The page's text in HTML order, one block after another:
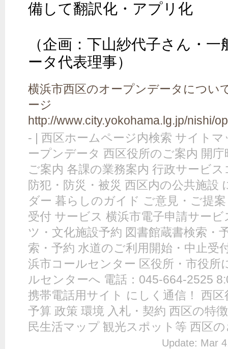
備して翻訳化・アプリ化
（企画：下山紗代子さん・
ータ代表理事）
横浜市西区のオープンデータについ
ージ
http://www.city.yokohama.lg.jp/nishi/
- | 西区ホームページ内検索 サイト
ープンデータ 西区役所のご案内 開
ご案内 各課の業務案内 行政サービ
防犯・防災・被災 西区内の公共施設
ダー 暮らしのガイド ご意見・ご提
受付 サービス 横浜市電子申請サー
ツ・文化施設予約 図書館蔵書検索・
索・予約 水道のご利用開始・中止受
浜市コールセンター 区役所・市役所
ルセンターへ 電話：045-664-2525
携帯電話用サイト にしく通信！ 西
予算 政策 環境 入札・契約 西区の特
民生活マップ 観光スポット等 西区
Update: Mar